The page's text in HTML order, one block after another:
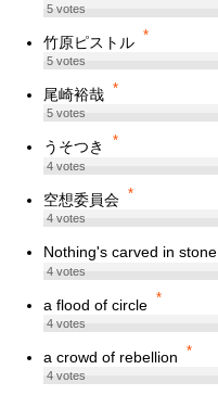
5votes
竹原ピストル *
5votes
尾崎裕哉 *
5votes
うそつき *
4votes
空想委員会 *
4votes
Nothing's carved in stone
4votes
a flood of circle *
4votes
a crowd of rebellion *
4votes